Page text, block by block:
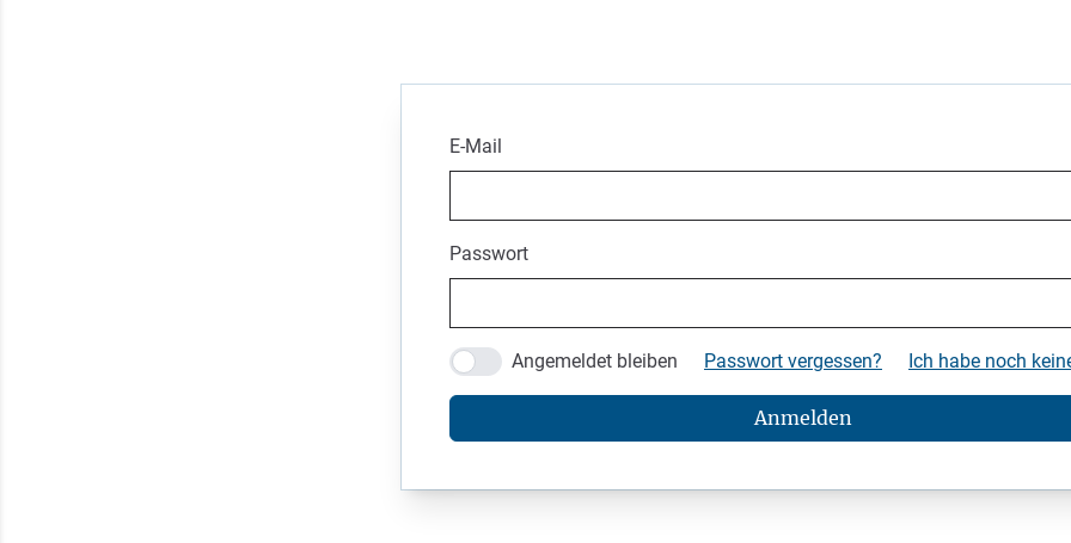
E-Mail
Passwort
Angemeldet bleiben Passwort vergessen? Ich habe noch
Anmelden